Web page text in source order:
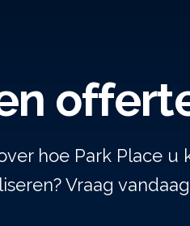
hoe Park Place
Vraag